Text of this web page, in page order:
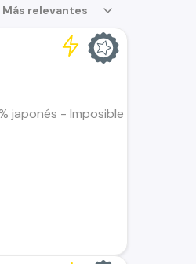
Más relevantes
japonés - Imposible mejor